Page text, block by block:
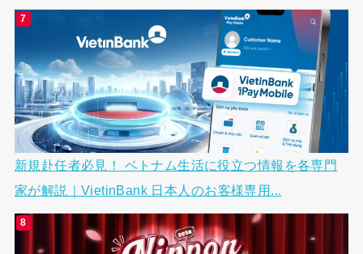
新規赴任者必見！ ベトナム生活に役立つ情報を各専門
家が解説｜VietinBank 日本人のお客様専用...